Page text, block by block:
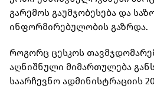
გარემოს გაუმჯობესება და
ინფორმირებულობის გაზრდა.
როგორც ცესკოს
აღნიშნული მიმართულება
საარჩევნო ადმინისტრაციის